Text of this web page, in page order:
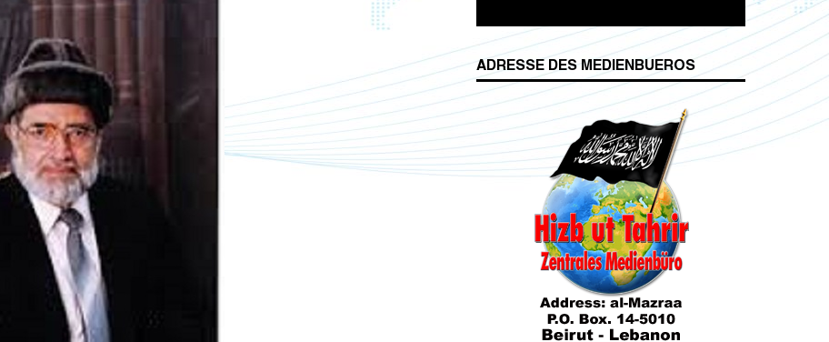
ADRESSE DES MEDIENBUEROS
Die Lebensordnung des Islam
Wesenszüge islamischen Charakters
Das Kalifat